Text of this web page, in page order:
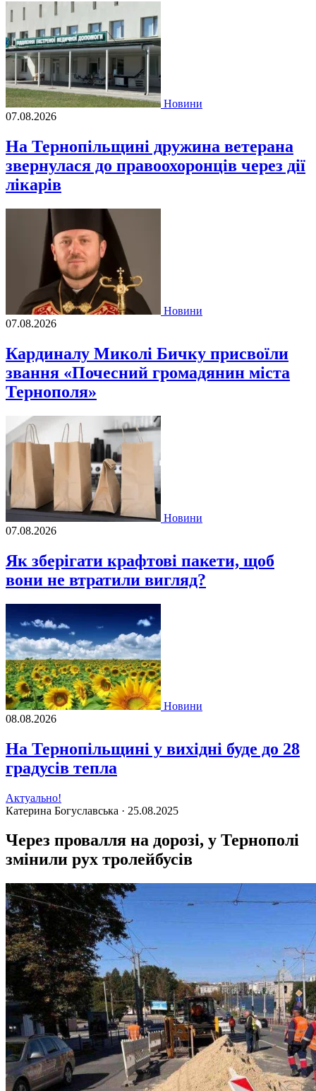
Новини
07.08.2026
На Тернопільщині дружина ветерана
звернулася до правоохоронців через дії
лікарів
Новини
07.08.2026
Кардиналу Миколі Бичку присвоїли
звання «Почесний громадянин міста
Тернополя»
Новини
07.08.2026
Як зберігати крафтові пакети, щоб
вони не втратили вигляд?
Новини
08.08.2026
На Тернопільщині у вихідні буде до 28
градусів тепла
Актуально!
Катерина Богуславська · 25.08.2025
Через провалля на дорозі, у Тернополі
змінили рух тролейбусів